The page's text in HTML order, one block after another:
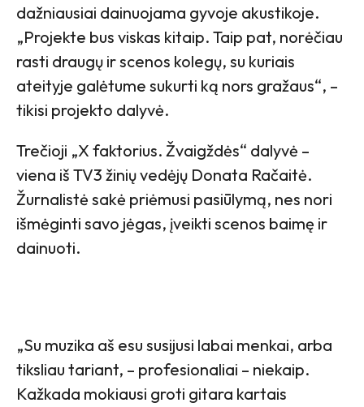
dažniausiai dainuojama gyvoje akustikoje.
„Projekte bus viskas kitaip. Taip pat, norėčiau
rasti draugų ir scenos kolegų, su kuriais
ateityje galėtume sukurti ką nors gražaus“, –
tikisi projekto dalyvė.
Trečioji „X faktorius. Žvaigždės“ dalyvė –
viena iš TV3 žinių vedėjų Donata Račaitė.
Žurnalistė sakė priėmusi pasiūlymą, nes nori
išmėginti savo jėgas, įveikti scenos baimę ir
dainuoti.
„Su muzika aš esu susijusi labai menkai, arba
tiksliau tariant, – profesionaliai – niekaip.
Kažkada mokiausi groti gitara kartais